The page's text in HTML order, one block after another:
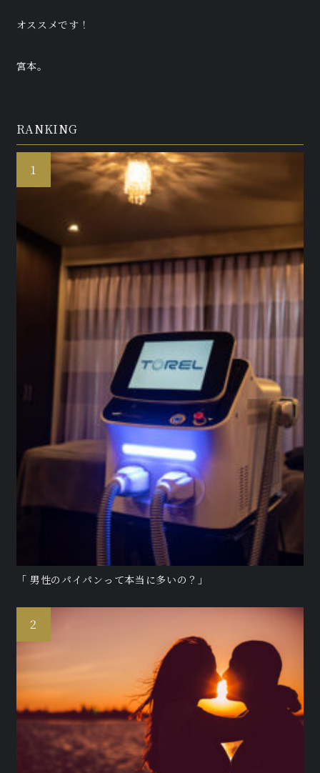
オススメです！
宮本。
RANKING
「 男性のパイパンって本当に多いの？」